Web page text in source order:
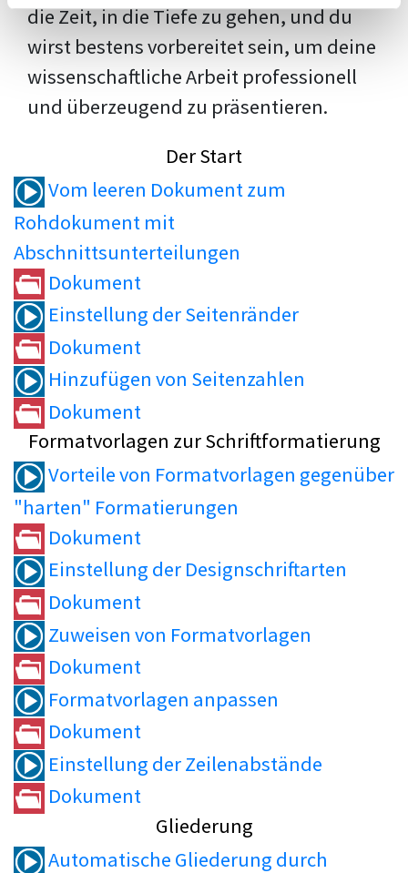
die Zeit, in die Tiefe zu gehen, und du
wirst bestens vorbereitet sein, um deine
wissenschaftliche Arbeit professionell
und überzeugend zu präsentieren.
Der Start
Vom leeren Dokument zum
Rohdokument mit
Abschnittsunterteilungen
Dokument
Einstellung der Seitenränder
Dokument
Hinzufügen von Seitenzahlen
Dokument
Formatvorlagen zur Schriftformatierung
Vorteile von Formatvorlagen gegenüber
"harten" Formatierungen
Dokument
Einstellung der Designschriftarten
Dokument
Zuweisen von Formatvorlagen
Dokument
Formatvorlagen anpassen
Dokument
Einstellung der Zeilenabstände
Dokument
Gliederung
Automatische Gliederung durch